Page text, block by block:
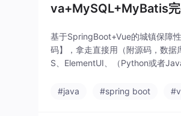
va+MySQL+MyBatis完
基于SpringBoot+Vue的城镇保障
码】，拿走直接用（附源码，数
S、ElementUI、（Python或者
#java #spring boot